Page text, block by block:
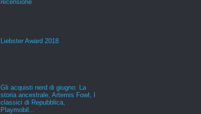
recensione
Liebster Award 2018
Gli acquisti nerd di giugno: La
storia ancestrale, Artemis Fowl, I
classici di Repubblica,
Playmobil...